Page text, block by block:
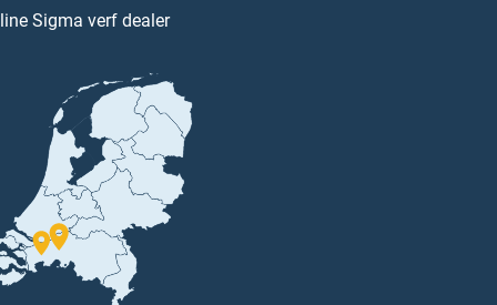
Sigma verf dealer